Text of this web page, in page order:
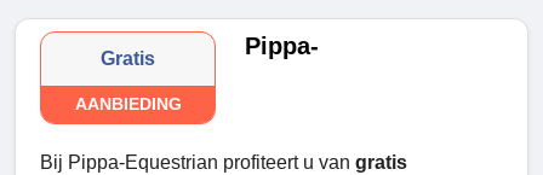
Gratis
AANBIEDING
Pippa-
Bij Pippa-Equestrian profiteert u van gratis